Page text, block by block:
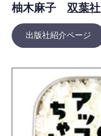
柚木麻子 双葉社
出版社紹介ページ